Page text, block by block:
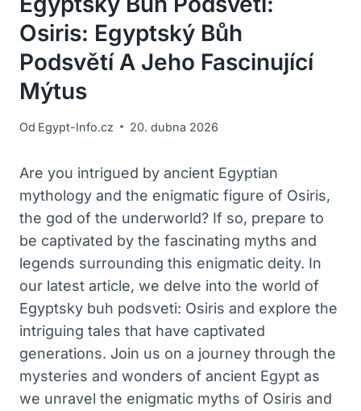
Osiris: Egyptský Bůh
Podsvětí A Jeho Fascinující
Mýtus
Od Egypt-Info.cz 20. dubna 2026
Are you intrigued by ancient Egyptian
mythology and the enigmatic figure of Osiris,
the god of the underworld? If so, prepare to
be captivated by the fascinating myths and
legends surrounding this enigmatic deity. In
our latest article, we delve into the world of
Egyptsky buh podsveti: Osiris and explore the
intriguing tales that have captivated
generations. Join us on a journey through the
mysteries and wonders of ancient Egypt as
we unravel the enigmatic myths of Osiris and